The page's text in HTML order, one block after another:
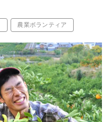
農業ボランティア